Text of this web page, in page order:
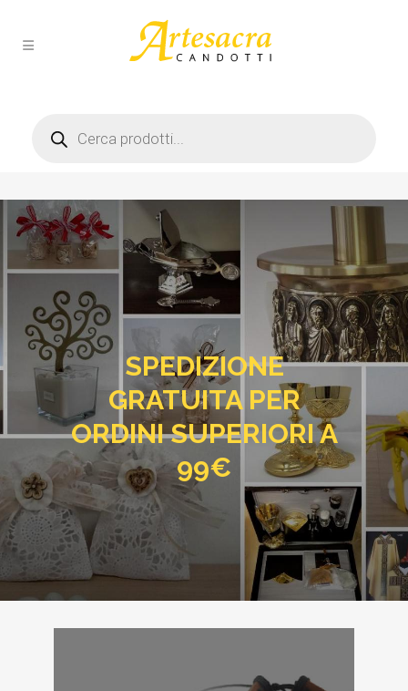
search
SPEDIZIONE
GRATUITA PER
ORDINI SUPERIORI A
99€